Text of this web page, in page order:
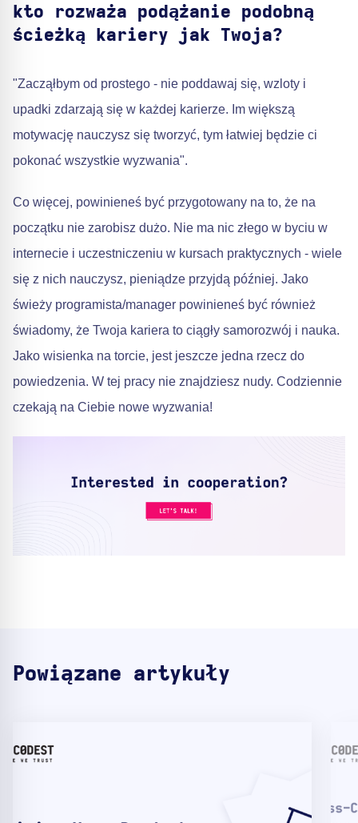
kto rozważa podążanie podobną
ścieżką kariery jak Twoja?
"Zacząłbym od prostego - nie poddawaj się, wzloty i
upadki zdarzają się w każdej karierze. Im większą
motywację nauczysz się tworzyć, tym łatwiej będzie ci
pokonać wszystkie wyzwania".
Co więcej, powinieneś być przygotowany na to, że na
początku nie zarobisz dużo. Nie ma nic złego w byciu w
internecie i uczestniczeniu w kursach praktycznych - wiele
się z nich nauczysz, pieniądze przyjdą później. Jako
świeży programista/manager powinieneś być również
świadomy, że Twoja kariera to ciągły samorozwój i nauka.
Jako wisienka na torcie, jest jeszcze jedna rzecz do
powiedzenia. W tej pracy nie znajdziesz nudy. Codziennie
czekają na Ciebie nowe wyzwania!
Powiązane artykuły